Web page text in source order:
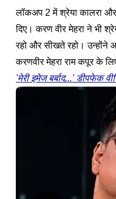
लॉकअप 2 में श्रेया कालरा और
दिए। करण वीर मेहरा ने भी
रहो और सीखते रहो। उन्होंने
करणवीर मेहरा राम कपूर के
'मेरी इमेज बर्बाद...' डीपफेक